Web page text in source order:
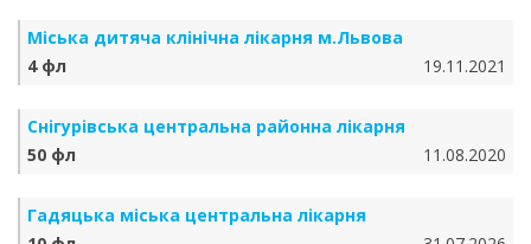
Міська дитяча клінічна лікарня м.Львова
4 фл
19.11.2021
Снігурівська центральна районна лікарня
50 фл
11.08.2020
Гадяцька міська центральна лікарня